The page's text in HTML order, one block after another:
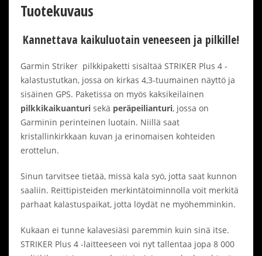
Tuotekuvaus
Kannettava kaikuluotain veneeseen ja pilkille!
Garmin Striker pilkkipaketti sisältää STRIKER Plus 4 -
kalastustutkan, jossa on kirkas 4,3-tuumainen näyttö ja
sisäinen GPS. Paketissa on myös kaksikeilainen
pilkkikaikuanturi sekä peräpeilianturi, jossa on
Garminin perinteinen luotain. Niillä saat
kristallinkirkkaan kuvan ja erinomaisen kohteiden
erottelun.
Sinun tarvitsee tietää, missä kala syö, jotta saat kunnon
saaliin. Reittipisteiden merkintätoiminnolla voit merkitä
parhaat kalastuspaikat, jotta löydät ne myöhemminkin.
Kukaan ei tunne kalavesiäsi paremmin kuin sinä itse.
STRIKER Plus 4 -laitteeseen voi nyt tallentaa jopa 8 000